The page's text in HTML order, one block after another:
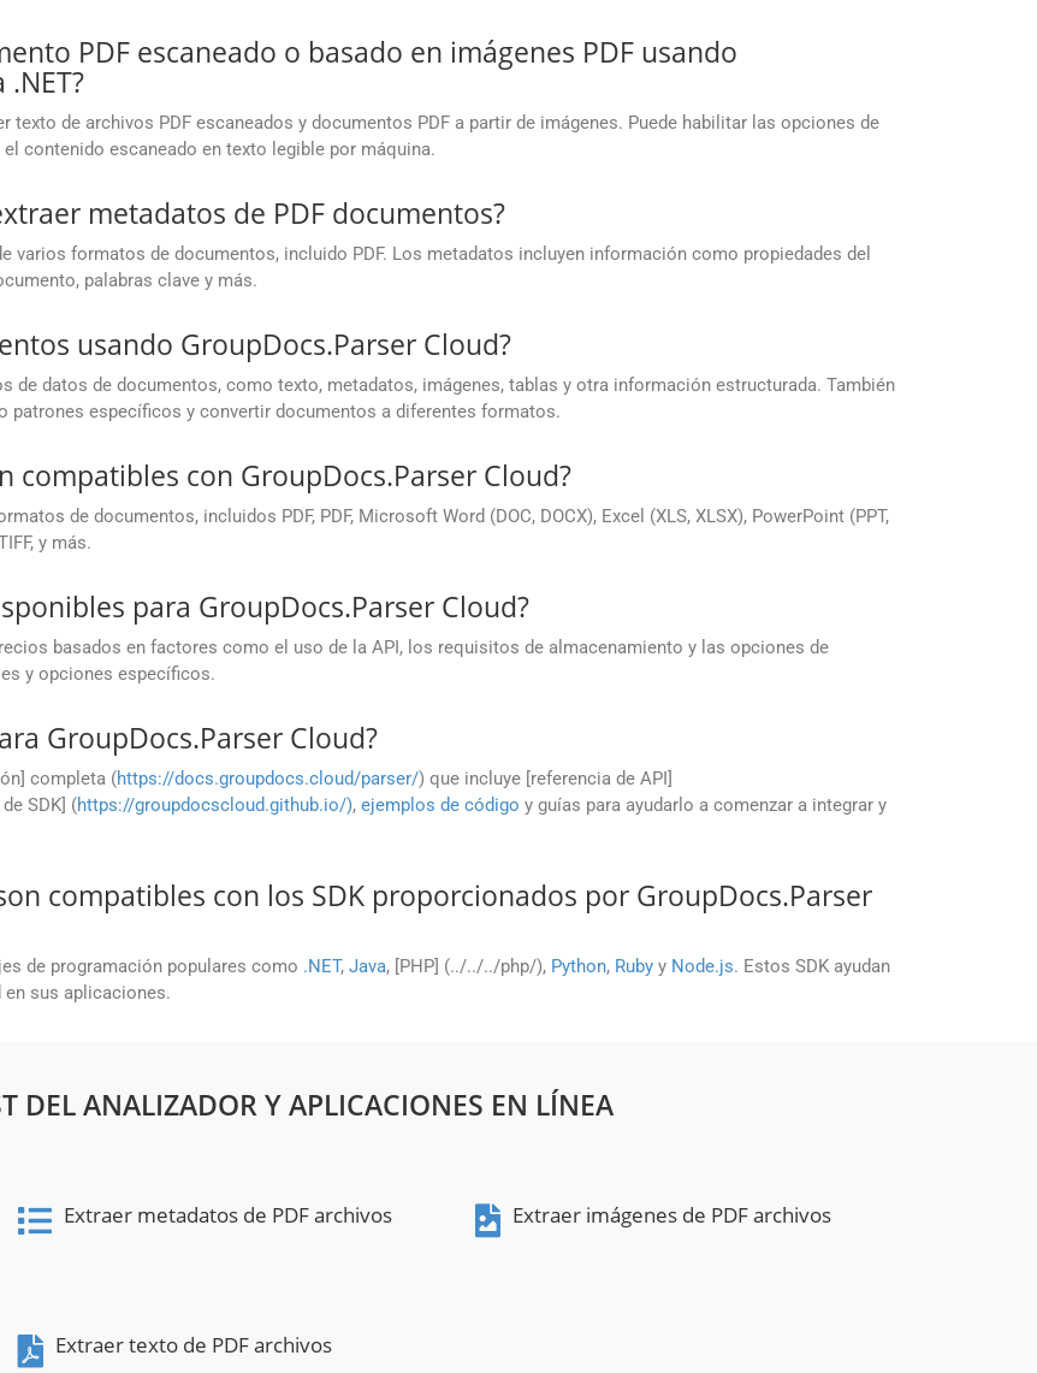
PDF escaneado o basado en imágenes PDF usando
texto de archivos PDF escaneados y documentos PDF a partir de imágenes. Puede habilitar las opciones de
contenido escaneado en texto legible por máquina.
metadatos de PDF documentos?
varios formatos de documentos, incluido PDF. Los metadatos incluyen información como propiedades del
palabras clave y más.
usando GroupDocs.Parser Cloud?
de datos de documentos, como texto, metadatos, imágenes, tablas y otra información estructurada. También
patrones específicos y convertir documentos a diferentes formatos.
compatibles con GroupDocs.Parser Cloud?
de documentos, incluidos PDF, PDF, Microsoft Word (DOC, DOCX), Excel (XLS, XLSX), PowerPoint (PPT,
y más.
para GroupDocs.Parser Cloud?
basados en factores como el uso de la API, los requisitos de almacenamiento y las opciones de
y opciones específicos.
GroupDocs.Parser Cloud?
completa (https://docs.groupdocs.cloud/parser/) que incluye [referencia de API]
SDK] (https://groupdocscloud.github.io/), ejemplos de código y guías para ayudarlo a comenzar a integrar y
compatibles con los SDK proporcionados por GroupDocs.Parser
de programación populares como .NET, Java, [PHP] (../../../php/), Python, Ruby y Node.js. Estos SDK ayudan
sus aplicaciones.
DEL ANALIZADOR Y APLICACIONES EN LÍNEA
Extraer metadatos de PDF archivos Extraer imágenes de PDF archivos
Extraer texto de PDF archivos